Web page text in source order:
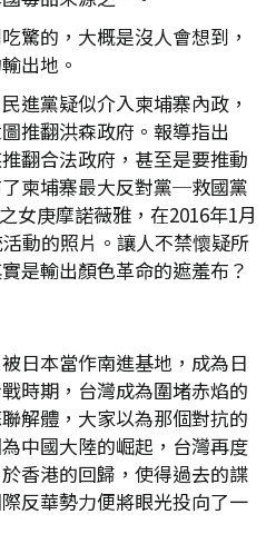
驚的，大概是沒人會想到，
出地。
進黨疑似介入柬埔寨內政，
推翻洪森政府。報導指出
翻合法政府，甚至是要推動
了柬埔寨最大反對黨─救國黨
女庚摩諾薇雅，在2016年1月
動的照片。讓人不禁懷疑所
是輸出顏色革命的遮羞布？
日本當作南進基地，成為日
時期，台灣成為圍堵赤焰的
解體，大家以為那個對抗的
中國大陸的崛起，台灣再度
香港的回歸，使得過去的諜
反華勢力便將眼光投向了一